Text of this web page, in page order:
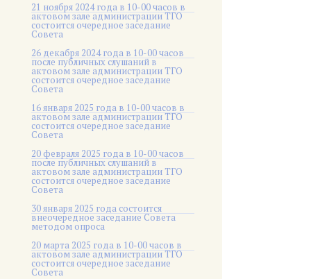
21 ноября 2024 года в 10-00 часов в
актовом зале администрации ТГО
состоится очередное заседание
Совета
26 декабря 2024 года в 10-00 часов
после публичных слушаний в
актовом зале администрации ТГО
состоится очередное заседание
Совета
16 января 2025 года в 10-00 часов в
актовом зале администрации ТГО
состоится очередное заседание
Совета
20 февраля 2025 года в 10-00 часов
после публичных слушаний в
актовом зале администрации ТГО
состоится очередное заседание
Совета
30 января 2025 года состоится
внеочередное заседание Совета
методом опроса
20 марта 2025 года в 10-00 часов в
актовом зале администрации ТГО
состоится очередное заседание
Совета